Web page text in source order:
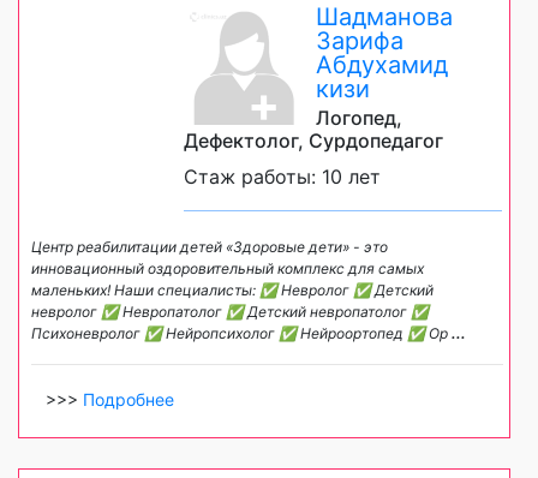
Шадманова
Зарифа
Абдухамид
кизи
Логопед,
Дефектолог, Сурдопедагог
Стаж работы: 10 лет
Центр реабилитации детей «Здоровые дети» - это
инновационный оздоровительный комплекс для самых
маленьких! Наши специалисты: ✅ Невролог ✅ Детский
невролог ✅ Невропатолог ✅ Детский невропатолог ✅
Психоневролог ✅ Нейропсихолог ✅ Нейроортопед ✅ Ор ...
>>> Подробнее